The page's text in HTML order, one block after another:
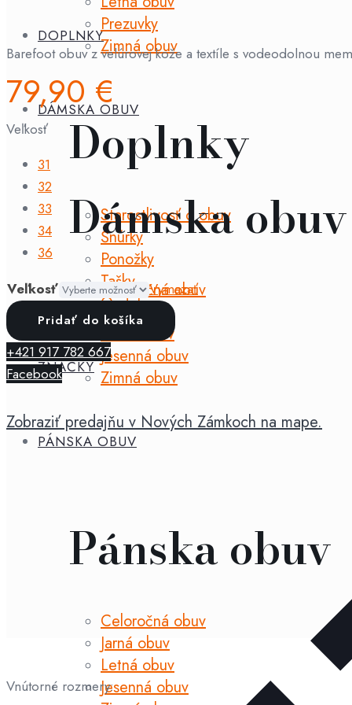
DOPLNKY
Doplnky
Starostlivosť o obuv
Šnúrky
Ponožky
Tašky
Ozdoby
ZNAČKY
Prezuvky
Zimná obuv
DÁMSKA OBUV
Dámska obuv
Celoročná obuv
Jarná obuv
Letná obuv
Jesenná obuv
Zimná obuv
PÁNSKA OBUV
Pánska obuv
Celoročná obuv
Jarná obuv
Letná obuv
Jesenná obuv
Barefoot obuv z velúrovej kože a textíle s vodeodolnou
79,90€
Veľkosť
31
32
33
34
36
Veľkosť
Vymazať
množstvo
Froddo
-
Tex
black
Pridať do košíka
+421 917 782 667
Facebook
Zobraziť predajňu v Nových Zámkoch na mape.
Vnútorné rozmery: